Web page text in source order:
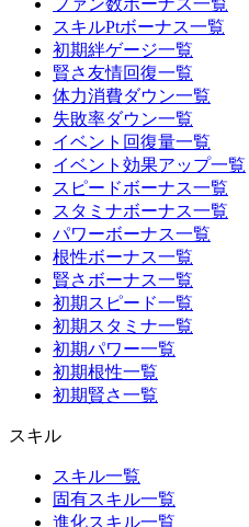
ファン数ボーナス一覧
スキルPtボーナス一覧
初期絆ゲージ一覧
賢さ友情回復一覧
体力消費ダウン一覧
失敗率ダウン一覧
イベント回復量一覧
イベント効果アップ一覧
スピードボーナス一覧
スタミナボーナス一覧
パワーボーナス一覧
根性ボーナス一覧
賢さボーナス一覧
初期スピード一覧
初期スタミナ一覧
初期パワー一覧
初期根性一覧
初期賢さ一覧
スキル
スキル一覧
固有スキル一覧
進化スキル一覧